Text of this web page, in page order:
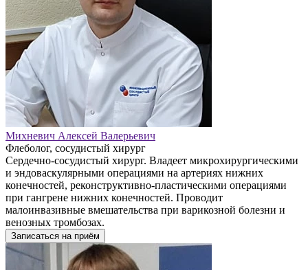
Михневич Алексей Валерьевич
Флеболог, сосудистый хирург
Сердечно-сосудистый хирург. Владеет микрохирургическими
и эндоваскулярными операциями на артериях нижних
конечностей, реконструктивно-пластическими операциями
при гангрене нижних конечностей. Проводит
малоинвазивные вмешательства при варикозной болезни и
венозных тромбозах.
Записаться на приём